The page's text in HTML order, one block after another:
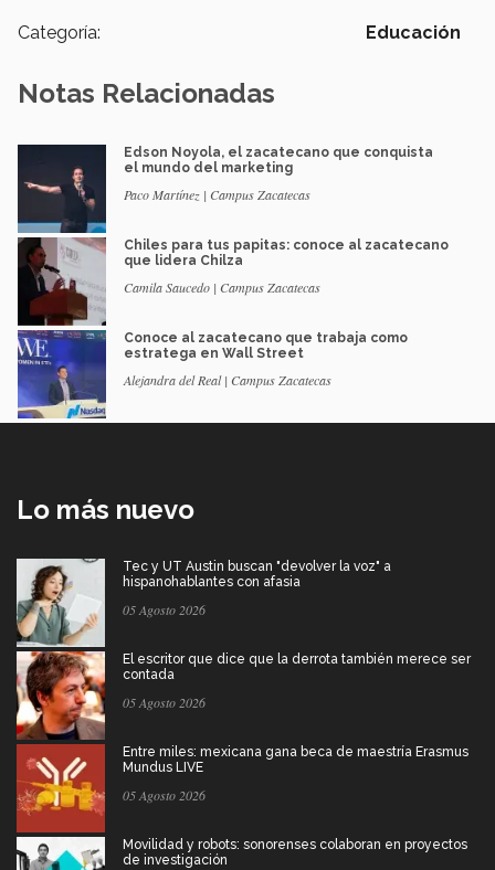
Categoría: Educación
Notas Relacionadas
Edson Noyola, el zacatecano que conquista
el mundo del marketing
Paco Martínez | Campus Zacatecas
Chiles para tus papitas: conoce al zacatecano
que lidera Chilza
Camila Saucedo | Campus Zacatecas
Conoce al zacatecano que trabaja como
estratega en Wall Street
Alejandra del Real | Campus Zacatecas
Lo más nuevo
Tec y UT Austin buscan "devolver la voz" a
hispanohablantes con afasia
05 Agosto 2026
El escritor que dice que la derrota también merece ser
contada
05 Agosto 2026
Entre miles: mexicana gana beca de maestría Erasmus
Mundus LIVE
05 Agosto 2026
Movilidad y robots: sonorenses colaboran en proyectos
de investigación